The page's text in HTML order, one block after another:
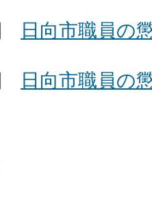
日向市職員の
日向市職員の